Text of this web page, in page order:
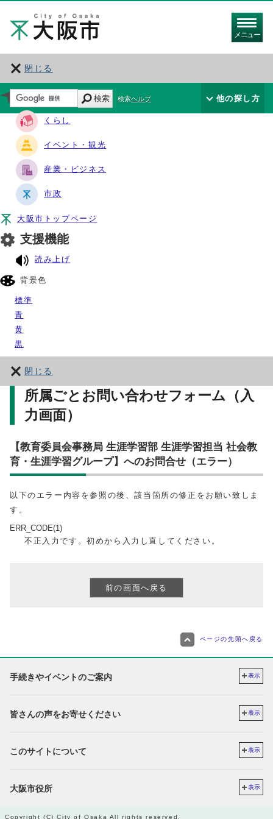
メニュー
閉じる
サイト・ナビ
くらし
イベント・観光
産業・ビジネス
市政
大阪市トップページ
支援機能
読み上げ
背景色
標準
青
黄
黒
閉じる
検索 検索ヘルプ 他の探し方
所属ごとお問い合わせフォーム（入
力画面）
【教育委員会事務局 生涯学習部 生涯学習担当 社会教
育・生涯学習グループ】へのお問合せ（エラー）
以下のエラー内容を参照の後、該当箇所の修正をお願い致しま
す。
ERR_CODE(1)
不正入力です。初めから入力し直してください。
ページの先頭へ戻る
手続きやイベントのご案内 表示
皆さんの声をお寄せください 表示
このサイトについて 表示
大阪市役所 表示
Copyright (C) City of Osaka All rights reserved.